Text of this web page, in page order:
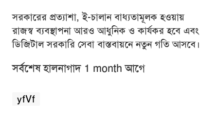
সরকারের প্রত্যাশা, ই-চালান বাধ্যতামূলক হওয়ায়
রাজস্ব ব্যবস্থাপনা আরও আধুনিক ও কার্যকর হবে এবং
ডিজিটাল সরকারি সেবা বাস্তবায়নে নতুন গতি আসবে।
সর্বশেষ হালনাগাদ 1 month আগে
yfVf